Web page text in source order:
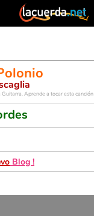
Guitarra. Aprende a tocar esta canción
Blog !